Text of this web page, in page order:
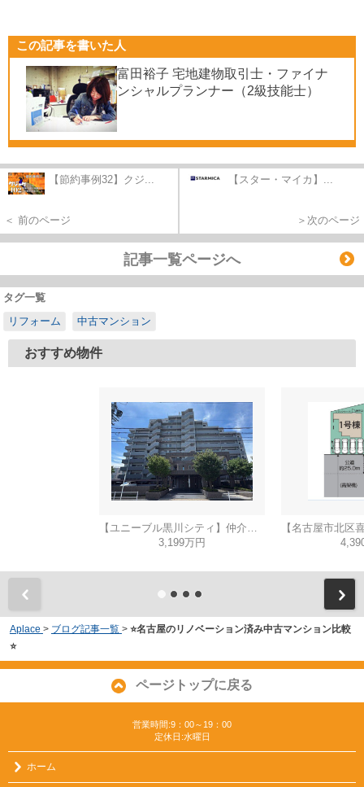
この記事を書いた人
富田裕子 宅地建物取引士・ファイナ
ンシャルプランナー（2級技能士）
【節約事例32】クジ...
＜ 前のページ
【スター・マイカ】...
＞次のページ
記事一覧ページへ
タグ一覧
リフォーム
中古マンション
おすすめ物件
【ユニーブル黒川シティ】仲介手数料無料！城北小学校・北陵中学校
3,199万円
Aplace > ブログ記事一覧 > ⭐名古屋のリノベーション済み中古マンション比較
⭐
ページトップに戻る
営業時間:9：00～19：00
定休日:水曜日
ホーム